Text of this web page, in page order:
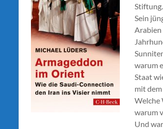
Sein
Arabien
warum
Staat
mit
Welche
warum
Und